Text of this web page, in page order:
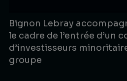
Bignon Lebray
le cadre de l’entrée d’un
d’investisseurs
groupe